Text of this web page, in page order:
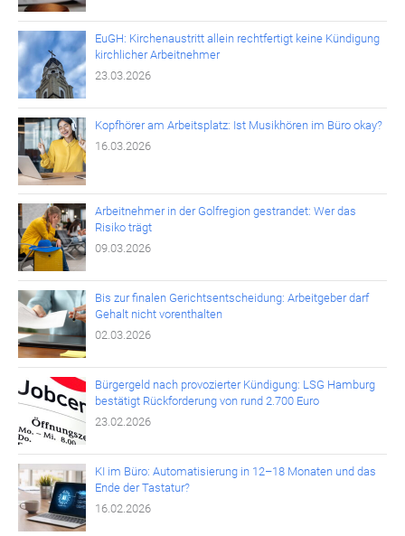
EuGH: Kirchenaustritt allein rechtfertigt keine Kündigung
kirchlicher Arbeitnehmer
23.03.2026
Kopfhörer am Arbeitsplatz: Ist Musikhören im Büro okay?
16.03.2026
Arbeitnehmer in der Golfregion gestrandet: Wer das
Risiko trägt
09.03.2026
Bis zur finalen Gerichtsentscheidung: Arbeitgeber darf
Gehalt nicht vorenthalten
02.03.2026
Bürgergeld nach provozierter Kündigung: LSG Hamburg
bestätigt Rückforderung von rund 2.700 Euro
23.02.2026
KI im Büro: Automatisierung in 12–18 Monaten und das
Ende der Tastatur?
16.02.2026